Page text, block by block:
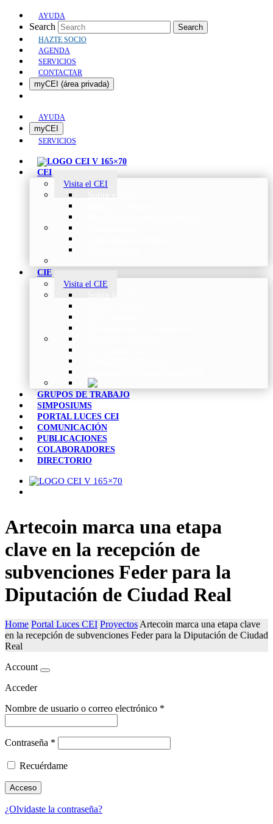
AYUDA
Search Search
HAZTE SOCIO
AGENDA
SERVICIOS
CONTACTAR
myCEI (área privada)
AYUDA
myCEI
SERVICIOS
CEI
Visita el CEI
CIE
Visita el CIE
GRUPOS DE TRABAJO
SIMPOSIUMS
PORTAL LUCES CEI
COMUNICACIÓN
PUBLICACIONES
COLABORADORES
DIRECTORIO
Artecoin marca una etapa
clave en la recepción de
subvenciones Feder para la
Diputación de Ciudad Real
Home Portal Luces CEI ProyectosArtecoin marca una etapa clave
en la recepción de subvenciones Feder para la Diputación de Ciudad
Real
Account
Acceder
Nombre de usuario o correo electrónico *
Contraseña *
Recuérdame
Acceso
¿Olvidaste la contraseña?